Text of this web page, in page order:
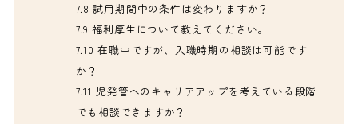
7.8 試用期間中の条件は変わりますか？
7.9 福利厚生について教えてください。
7.10 在職中ですが、入職時期の相談は可能です
か？
7.11 児発管へのキャリアアップを考えている段階
でも相談できますか？